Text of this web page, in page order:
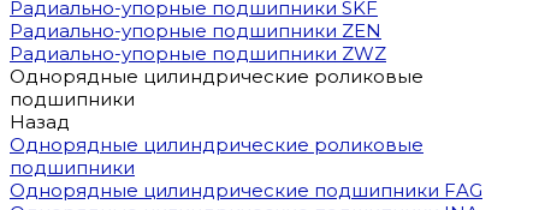
Радиально-упорные подшипники SKF
Радиально-упорные подшипники ZEN
Радиально-упорные подшипники ZWZ
Однорядные цилиндрические роликовые
подшипники
Назад
Однорядные цилиндрические роликовые
подшипники
Однорядные цилиндрические подшипники FAG